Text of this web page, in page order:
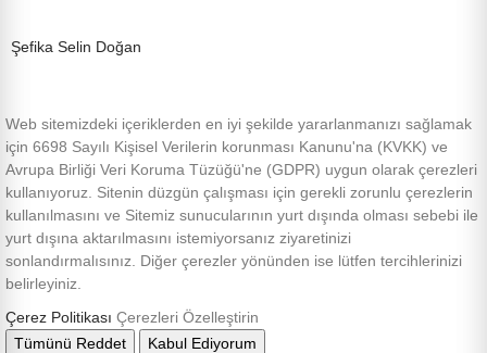
Şefika Selin Doğan
Web sitemizdeki içeriklerden en iyi şekilde yararlanmanızı sağlamak
için 6698 Sayılı Kişisel Verilerin korunması Kanunu'na (KVKK) ve
Avrupa Birliği Veri Koruma Tüzüğü'ne (GDPR) uygun olarak çerezleri
kullanıyoruz. Sitenin düzgün çalışması için gerekli zorunlu çerezlerin
kullanılmasını ve Sitemiz sunucularının yurt dışında olması sebebi ile
yurt dışına aktarılmasını istemiyorsanız ziyaretinizi
sonlandırmalısınız. Diğer çerezler yönünden ise lütfen tercihlerinizi
belirleyiniz.
Çerez Politikası Çerezleri Özelleştirin
Tümünü Reddet
Kabul Ediyorum